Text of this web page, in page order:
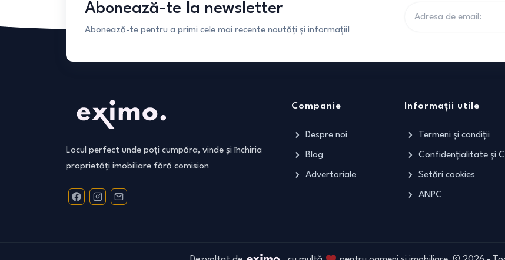
Abonează-te la newsletter
Abonează-te pentru a primi cele mai recente noutăți și informații!
Locul perfect unde poți cumpăra, vinde și închiria
proprietăți imobiliare fără comision
Companie
Despre noi
Blog
Advertoriale
Informații utile
Termeni și condiții
Confidențialitate și
Setări cookies
ANPC